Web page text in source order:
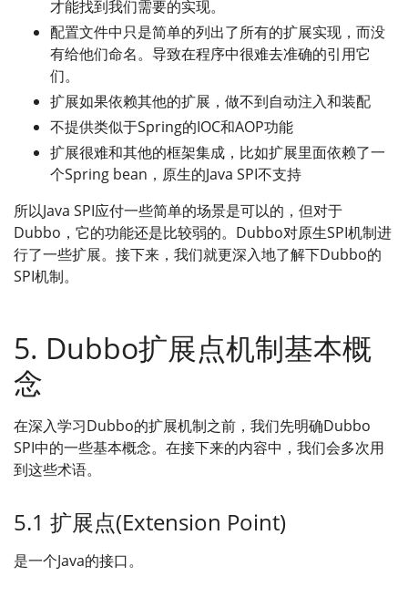
才能找到我们需要的实现。
配置文件中只是简单的列出了所有的扩展实现，而没
有给他们命名。导致在程序中很难去准确的引用它
们。
扩展如果依赖其他的扩展，做不到自动注入和装配
不提供类似于Spring的IOC和AOP功能
扩展很难和其他的框架集成，比如扩展里面依赖了一
个Spring bean，原生的Java SPI不支持
所以Java SPI应付一些简单的场景是可以的，但对于
Dubbo，它的功能还是比较弱的。Dubbo对原生SPI机制进
行了一些扩展。接下来，我们就更深入地了解下Dubbo的
SPI机制。
5. Dubbo扩展点机制基本概
念
在深入学习Dubbo的扩展机制之前，我们先明确Dubbo
SPI中的一些基本概念。在接下来的内容中，我们会多次用
到这些术语。
5.1 扩展点(Extension Point)
是一个Java的接口。